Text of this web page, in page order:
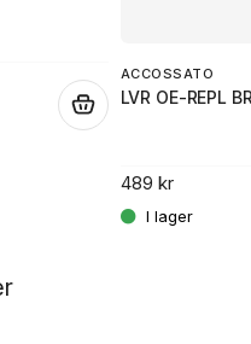
ACCOSSATO
LVR OE-REPL
489 kr